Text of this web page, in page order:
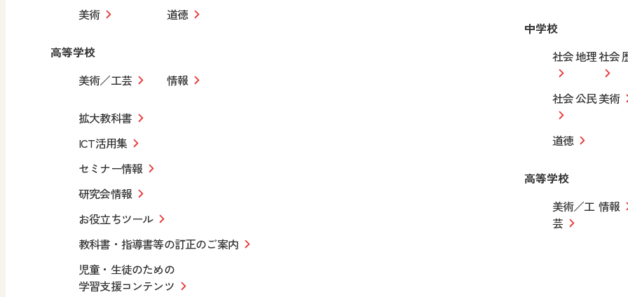
美術
道徳
高等学校
美術／工芸
情報
拡大教科書
ICT活用集
セミナー情報
研究会情報
お役立ちツール
教科書・指導書等の訂正のご案内
児童・生徒のための
学習支援コンテンツ
中学校
社会 地理社会
社会 公民美術
道徳
高等学校
美術／工
芸
情報